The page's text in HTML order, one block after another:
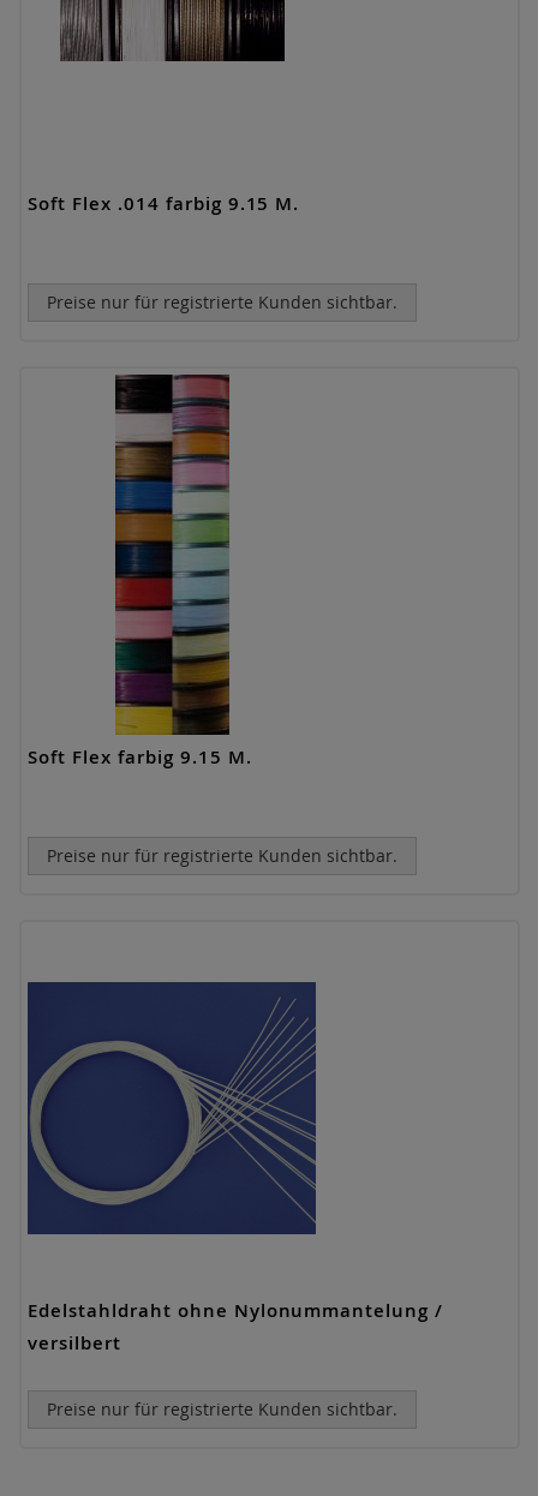
Soft Flex .014 farbig 9.15 M.
Preise nur für registrierte Kunden sichtbar.
Soft Flex farbig 9.15 M.
Preise nur für registrierte Kunden sichtbar.
Edelstahldraht ohne Nylonummantelung /
versilbert
Preise nur für registrierte Kunden sichtbar.